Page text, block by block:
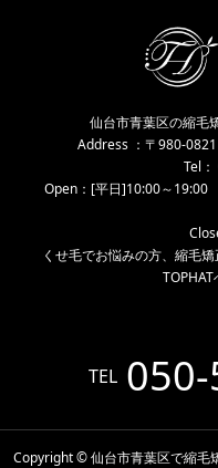
仙台市青葉区の縮毛
Address ：〒980-
Tel
Open：[平日]10:00～19:00
くせ毛でお悩みの方、縮毛
TOPHAT
TEL
Copyright © 仙台市青葉区で縮毛